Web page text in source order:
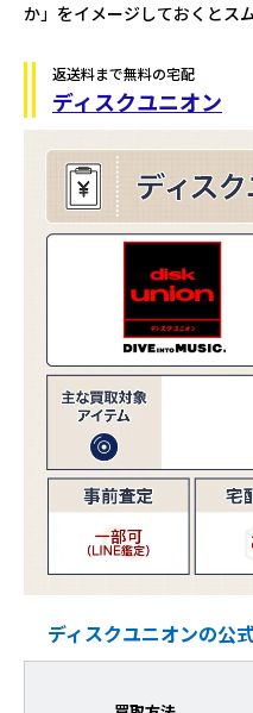
か」をイメージしておくとス
返送料まで無料の宅配
ディスクユニオン
ディスクユニオンの公